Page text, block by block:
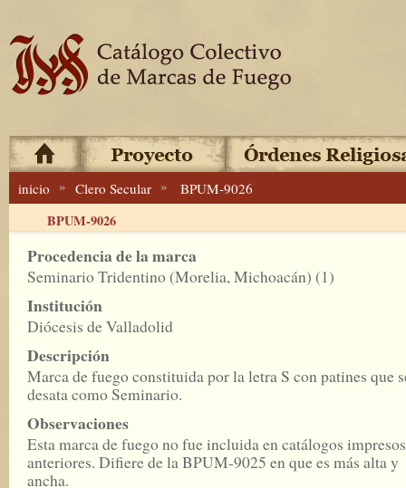
inicio » Clero Secular » BPUM-9026
BPUM-9026
Procedencia de la marca
Seminario Tridentino (Morelia, Michoacán) (1)
Institución
Diócesis de Valladolid
Descripción
Marca de fuego constituida por la letra S con patines que
desata como Seminario.
Observaciones
Esta marca de fuego no fue incluida en catálogos impresos
anteriores. Difiere de la BPUM-9025 en que es más alta y
ancha.